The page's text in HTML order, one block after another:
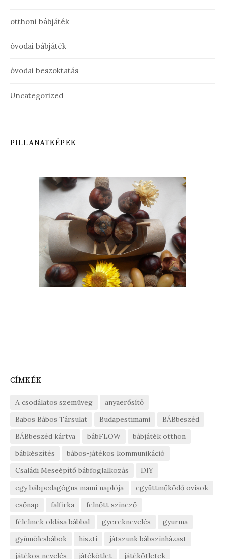
otthoni bábjáték
óvodai bábjáték
óvodai beszoktatás
Uncategorized
PILLANATKÉPEK
CÍMKÉK
A csodálatos szemüveg
anyaerősítő
Babos Bábos Társulat
Budapestimami
BÁBbeszéd
BÁBbeszéd kártya
bábFLOW
bábjáték otthon
bábkészítés
bábos-játékos kommunikáció
Családi Meseépítő bábfoglalkozás
DIY
egy bábpedagógus mami naplója
együttműködő ovisok
esőnap
falfirka
felnőtt színező
félelmek oldása bábbal
gyereknevelés
gyurma
gyümölcsbábok
hiszti
játszunk bábszínházast
játékos nevelés
játékötlet játékötletek